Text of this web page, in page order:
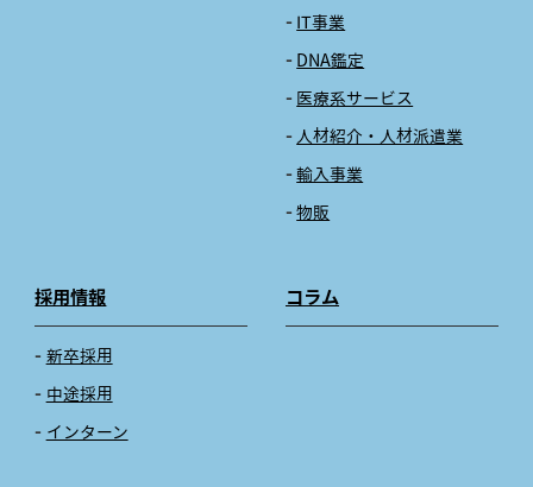
IT事業
DNA鑑定
医療系サービス
人材紹介・人材派遣業
輸入事業
物販
採用情報
新卒採用
中途採用
インターン
コラム